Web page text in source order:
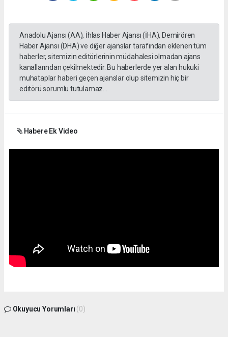
Anadolu Ajansı (AA), İhlas Haber Ajansı (İHA), Demirören
Haber Ajansı (DHA) ve diğer ajanslar tarafından eklenen tüm
haberler, sitemizin editörlerinin müdahalesi olmadan ajans
kanallarından çekilmektedir. Bu haberlerde yer alan hukuki
muhataplar haberi geçen ajanslar olup sitemizin hiç bir
editörü sorumlu tutulamaz...
Habere Ek Video
Okuyucu Yorumları (0)